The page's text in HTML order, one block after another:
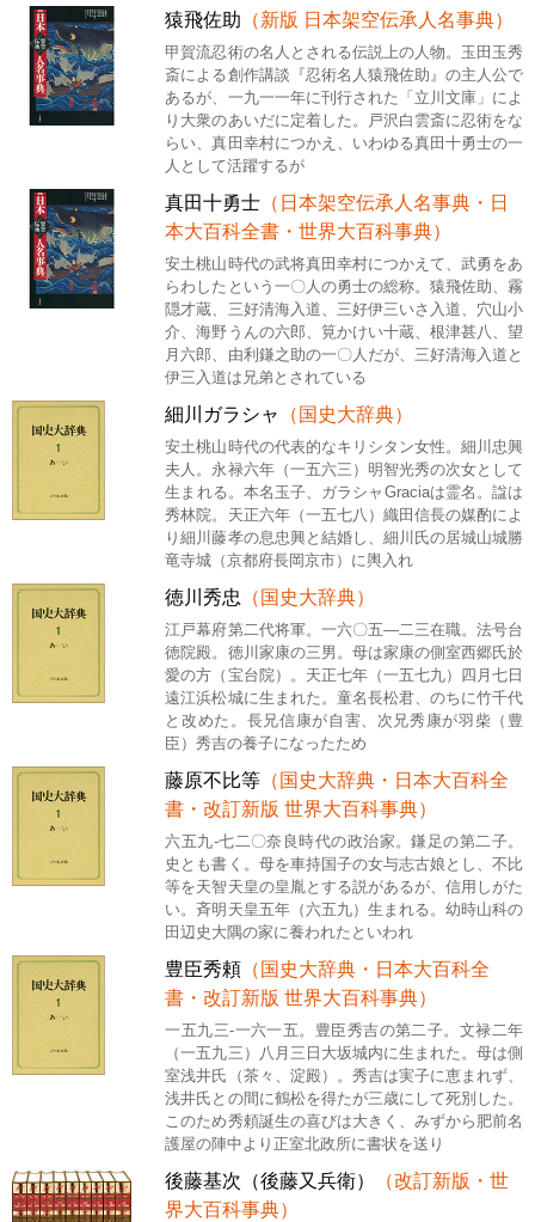
猿飛佐助 （新版 日本架空伝承人名事典）
甲賀流忍術の名人とされる伝説上の人物。玉田玉秀
斎による創作講談『忍術名人猿飛佐助』の主人公で
あるが、一九一一年に刊行された「立川文庫」によ
り大衆のあいだに定着した。戸沢白雲斎に忍術をな
らい、真田幸村につかえ、いわゆる真田十勇士の一
人として活躍するが
真田十勇士 （日本架空伝承人名事典・日
本大百科全書・世界大百科事典）
安土桃山時代の武将真田幸村につかえて、武勇をあ
らわしたという一〇人の勇士の総称。猿飛佐助、霧
隠才蔵、三好清海入道、三好伊三いさ入道、穴山小
介、海野うんの六郎、筧かけい十蔵、根津甚八、望
月六郎、由利鎌之助の一〇人だが、三好清海入道と
伊三入道は兄弟とされている
細川ガラシャ （国史大辞典）
安土桃山時代の代表的なキリシタン女性。細川忠興
夫人。永禄六年（一五六三）明智光秀の次女として
生まれる。本名玉子、ガラシャGraciaは霊名。諡は
秀林院。天正六年（一五七八）織田信長の媒酌によ
り細川藤孝の息忠興と結婚し、細川氏の居城山城勝
竜寺城（京都府長岡京市）に輿入れ
徳川秀忠 （国史大辞典）
江戸幕府第二代将軍。一六〇五―二三在職。法号台
徳院殿。徳川家康の三男。母は家康の側室西郷氏於
愛の方（宝台院）。天正七年（一五七九）四月七日
遠江浜松城に生まれた。童名長松君、のちに竹千代
と改めた。長兄信康が自害、次兄秀康が羽柴（豊
臣）秀吉の養子になったため
藤原不比等 （国史大辞典・日本大百科全
書・改訂新版 世界大百科事典）
六五九-七二〇奈良時代の政治家。鎌足の第二子。
史とも書く。母を車持国子の女与志古娘とし、不比
等を天智天皇の皇胤とする説があるが、信用しがた
い。斉明天皇五年（六五九）生まれる。幼時山科の
田辺史大隅の家に養われたといわれ
豊臣秀頼 （国史大辞典・日本大百科全
書・改訂新版 世界大百科事典）
一五九三-一六一五。豊臣秀吉の第二子。文禄二年
（一五九三）八月三日大坂城内に生まれた。母は側
室浅井氏（茶々、淀殿）。秀吉は実子に恵まれず、
浅井氏との間に鶴松を得たが三歳にして死別した。
このため秀頼誕生の喜びは大きく、みずから肥前名
護屋の陣中より正室北政所に書状を送り
後藤基次（後藤又兵衛）
（改訂新版・世
界大百科事典）